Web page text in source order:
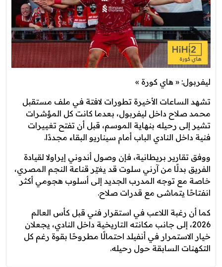
ليفربول: « هاي كورة »
تشهد الساعات الأخيرة تطورات لافتة في ملف مستقبل
محمد صلاح داخل ليفربول، بعدما كانت كل المؤشرات
تشير إلى رحيله بنهاية الموسم، قبل أن تفتح تغييرات
فنية داخل النادي الباب أمام سيناريو البقاء مجددًا.
ووفق تقارير بريطانية، فإن وصول أندوني إيراولا لقيادة
الفريق بدلًا من آرني سلوت قد يغيّر قناعة النجم المصري،
خاصة مع توجه المدرب الجديد إلى أسلوب هجومي أكثر
انفتاحًا يتماشى مع قدرات صلاح.
كما أن رغبة اللاعب في استقرار فني قبل كأس العالم
2026، إلى جانب مكانته التاريخية داخل النادي، يجعلان
خيار الاستمرار في أنفيلد احتمالًا مطروحًا بقوة رغم كل
التكهنات السابقة حول رحيله.